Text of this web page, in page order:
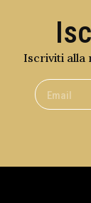
Iscriviti alla